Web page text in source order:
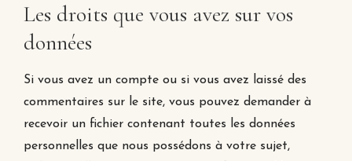
Les droits que vous avez sur vos
données
Si vous avez un compte ou si vous avez laissé des
commentaires sur le site, vous pouvez demander à
recevoir un fichier contenant toutes les données
personnelles que nous possédons à votre sujet,